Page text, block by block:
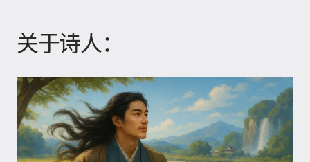
关于诗人：